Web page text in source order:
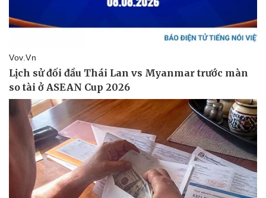
Vì cộng đồng
Trải nghiệm